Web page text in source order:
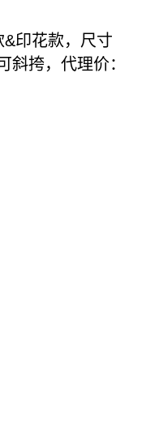
印花款，尺寸
斜挎，代理价：